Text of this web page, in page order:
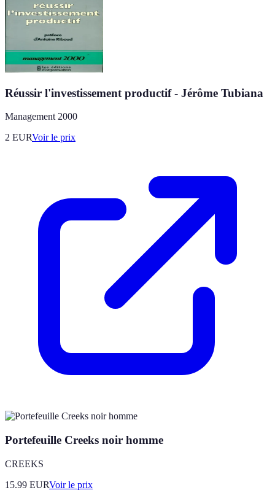
Réussir l'investissement productif - Jérôme Tubiana
Management 2000
2 EURVoir le prix
Portefeuille Creeks noir homme
CREEKS
15.99 EURVoir le prix